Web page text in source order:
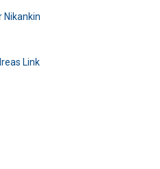
bist und wähle das
Nikankin
Link